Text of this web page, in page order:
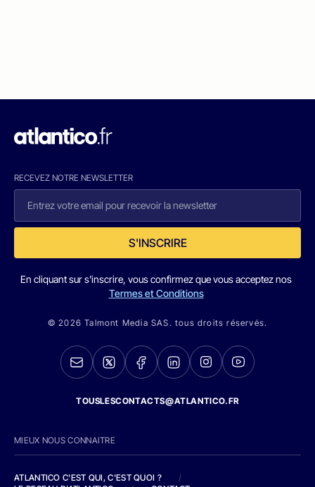
RECEVEZ NOTRE NEWSLETTER
S'INSCRIRE
En cliquant sur s'inscrire, vous confirmez que vous acceptez nos
Termes et Conditions
© 2026 Talmont Media SAS. tous droits réservés.
TOUSLESCONTACTS@ATLANTICO.FR
MIEUX NOUS CONNAITRE
ATLANTICO C'EST QUI, C'EST QUOI ?
/